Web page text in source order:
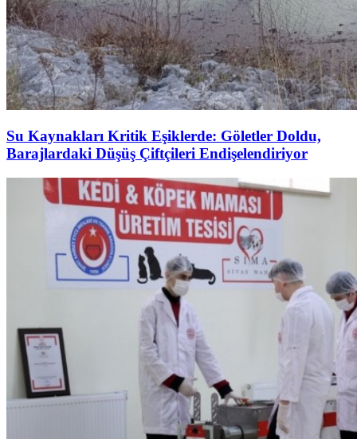
Su Kaynakları Kritik Eşiklerde: Göletler Doldu,
Barajlardaki Düşüş Çiftçileri Endişelendiriyor